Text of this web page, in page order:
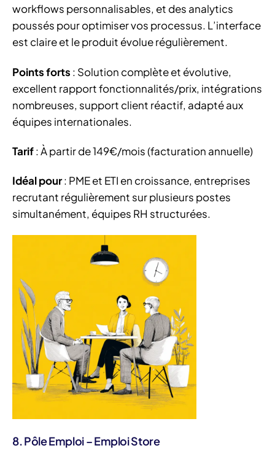
workflows personnalisables, et des analytics
poussés pour optimiser vos processus. L’interface
est claire et le produit évolue régulièrement.
Points forts : Solution complète et évolutive,
excellent rapport fonctionnalités/prix, intégrations
nombreuses, support client réactif, adapté aux
équipes internationales.
Tarif: À partir de 149€/mois (facturation annuelle)
Idéal pour: PME et ETI en croissance, entreprises
recrutant régulièrement sur plusieurs postes
simultanément, équipes RH structurées.
8. Pôle Emploi – Emploi Store